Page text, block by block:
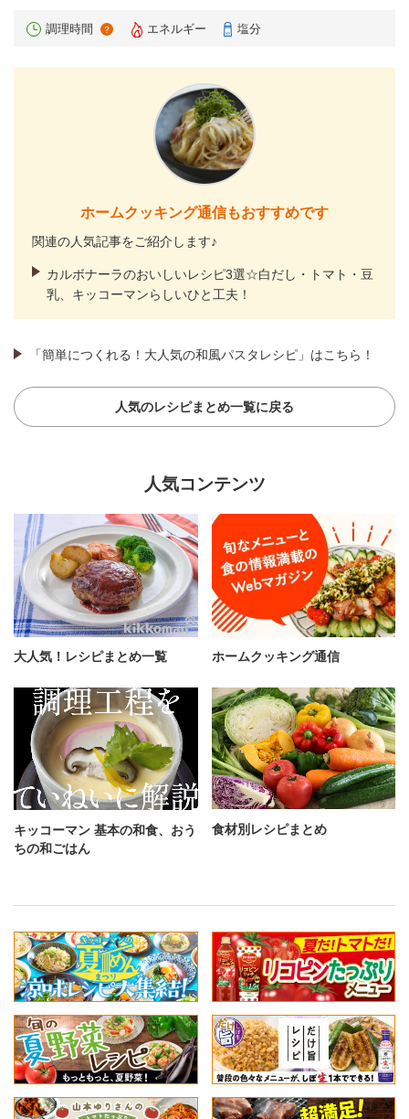
調理時間 ？ エネルギー 塩分
ホームクッキング通信もおすすめです
関連の人気記事をご紹介します♪
カルボナーラのおいしいレシピ3選☆白だし・トマト・豆
乳、キッコーマンらしいひと工夫！
「簡単につくれる！大人気の和風パスタレシピ」はこちら！
人気のレシピまとめ一覧に戻る
人気コンテンツ
大人気！レシピまとめ一覧 ホームクッキング通信
キッコーマン 基本の和食、おう
ちの和ごはん
食材別レシピまとめ